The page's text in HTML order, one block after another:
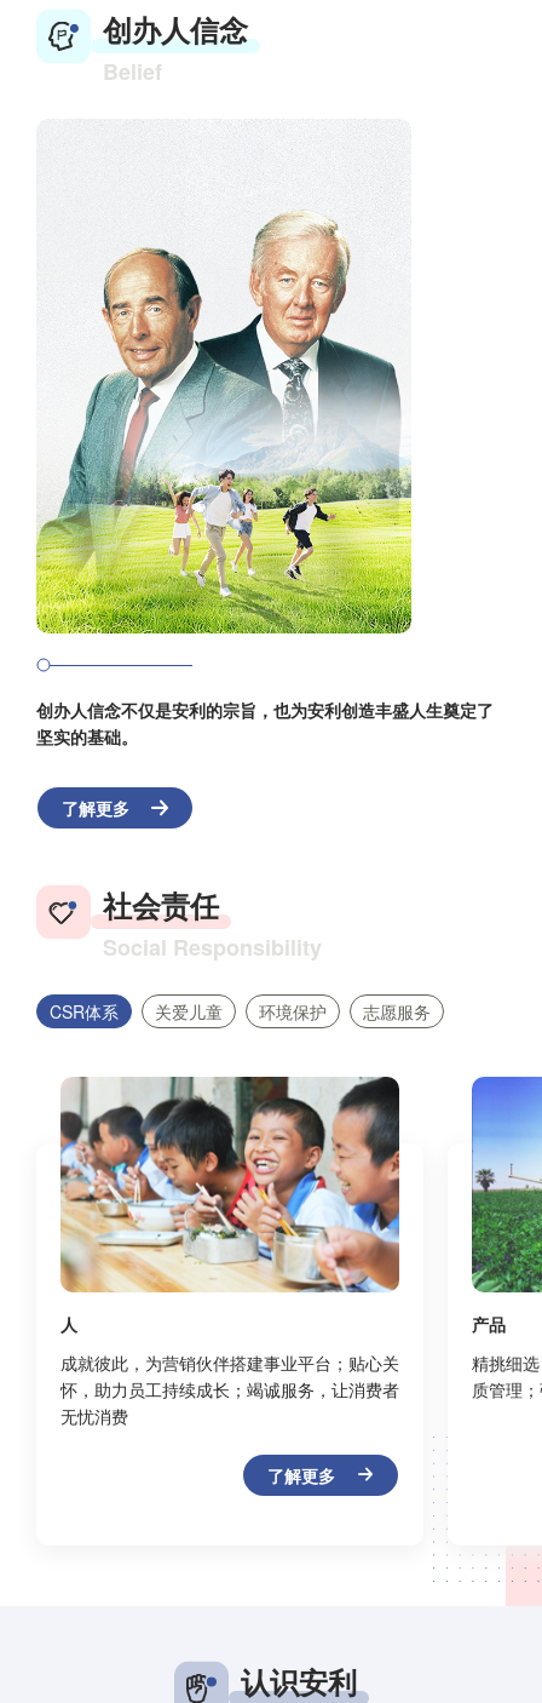
创办人信念
Belief
创办人信念不仅是安利的宗旨，也为安利创造丰盛人生奠定了
坚实的基础。
了解更多
社会责任
Social Responsibility
CSR体系 关爱儿童 环境保护 志愿服务
人
成就彼此，为营销伙伴搭建事业平台；贴心关
怀，助力员工持续成长；竭诚服务，让消费者
无忧消费
了解更多
产品
精挑细
质管理
认识安利